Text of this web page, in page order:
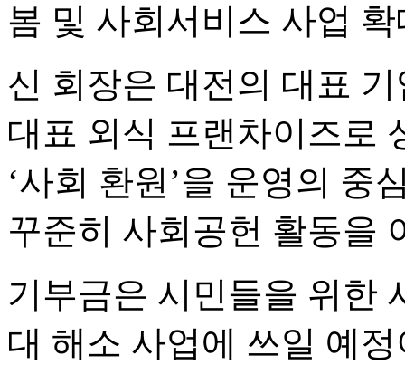
봄 및 사회서비스 사업
신 회장은 대전의 대표
대표 외식 프랜차이즈로
‘사회 환원’을 운영의 중
꾸준히 사회공헌 활동을
기부금은 시민들을 위한
대 해소 사업에 쓰일 예